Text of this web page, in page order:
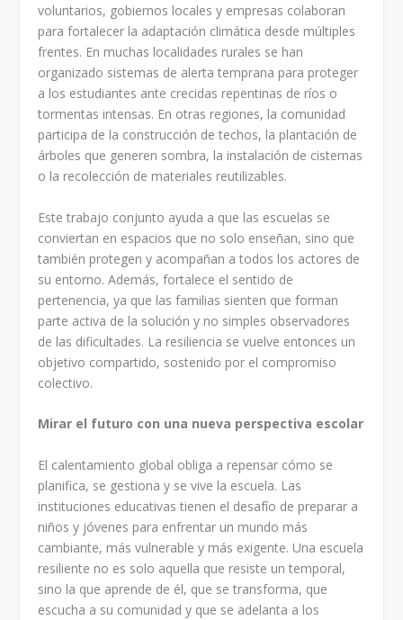
voluntarios, gobiernos locales y empresas colaboran
para fortalecer la adaptación climática desde múltiples
frentes. En muchas localidades rurales se han
organizado sistemas de alerta temprana para proteger
a los estudiantes ante crecidas repentinas de ríos o
tormentas intensas. En otras regiones, la comunidad
participa de la construcción de techos, la plantación de
árboles que generen sombra, la instalación de cisternas
o la recolección de materiales reutilizables.
Este trabajo conjunto ayuda a que las escuelas se
conviertan en espacios que no solo enseñan, sino que
también protegen y acompañan a todos los actores de
su entorno. Además, fortalece el sentido de
pertenencia, ya que las familias sienten que forman
parte activa de la solución y no simples observadores
de las dificultades. La resiliencia se vuelve entonces un
objetivo compartido, sostenido por el compromiso
colectivo.
Mirar el futuro con una nueva perspectiva escolar
El calentamiento global obliga a repensar cómo se
planifica, se gestiona y se vive la escuela. Las
instituciones educativas tienen el desafío de preparar a
niños y jóvenes para enfrentar un mundo más
cambiante, más vulnerable y más exigente. Una escuela
resiliente no es solo aquella que resiste un temporal,
sino la que aprende de él, que se transforma, que
escucha a su comunidad y que se adelanta a los